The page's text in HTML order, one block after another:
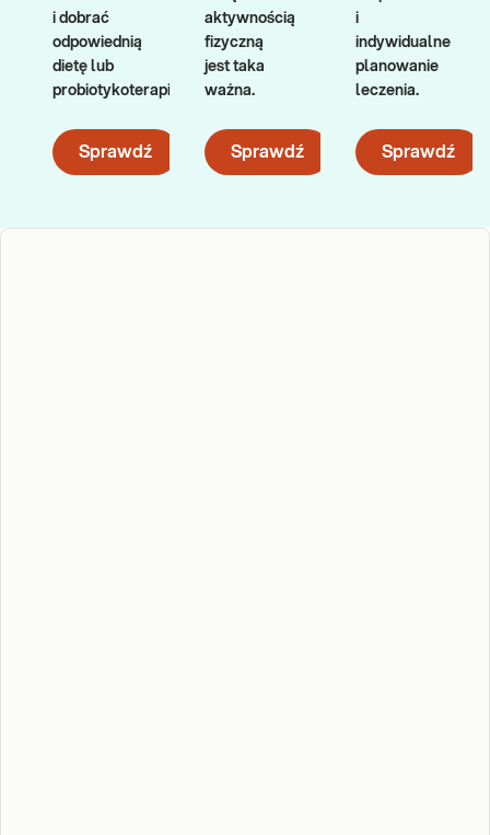
i dobrać
odpowiednią
dietę lub
probiotykoterapię.
Sprawdź
aktywnością
fizyczną
jest taka
ważna.
Sprawdź
i
indywidualne
planowanie
leczenia.
Sprawdź